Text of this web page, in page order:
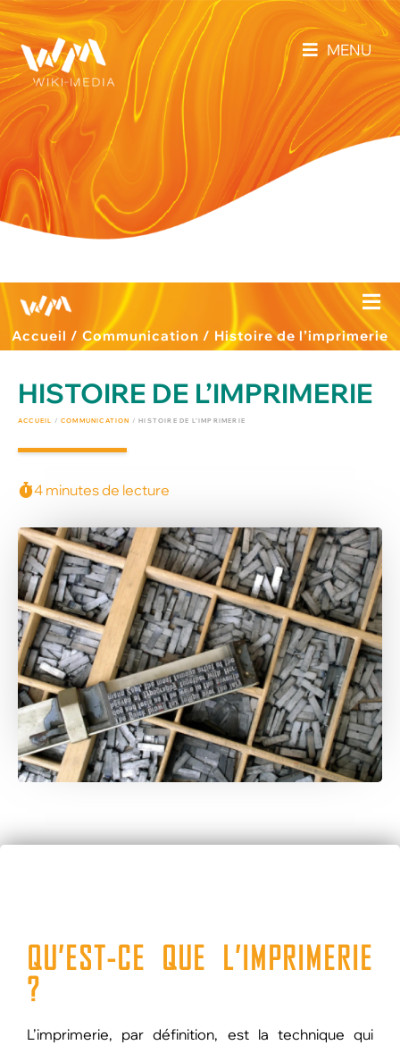
MENU
Accueil / Communication / Histoire de l’imprimerie
HISTOIRE DE L’IMPRIMERIE
ACCUEIL /COMMUNICATION /HISTOIRE DE L’IMPRIMERIE
4 minutes de lecture
QU’EST-CE QUE L’IMPRIMERIE
?
L’imprimerie, par définition, est la technique qui